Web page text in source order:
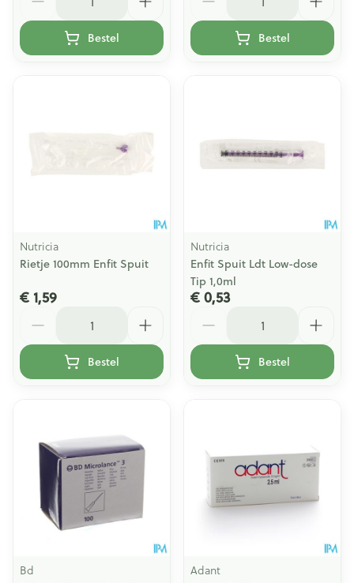
Bestel Bestel
Nutricia
Rietje 100mm Enfit Spuit
€ 1,59
Bestel
Nutricia
Enfit Spuit Ldt Low-dose
Tip 1,0ml
€ 0,53
Bestel
Bd Adant